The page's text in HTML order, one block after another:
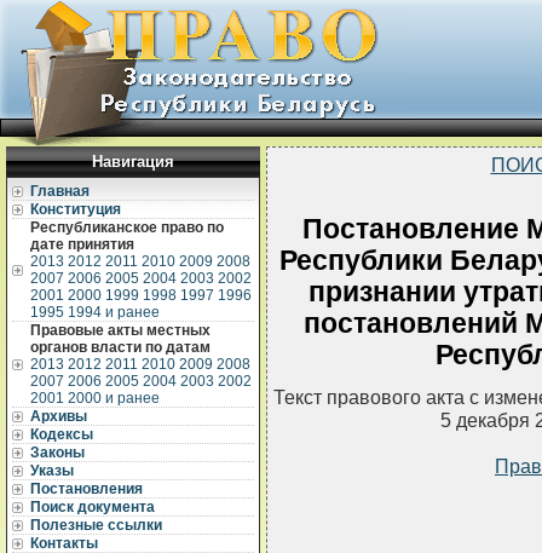
Навигация
Главная
Конституция
Республиканское право по
дате принятия
2013 2012 2011 2010 2009 2008
2007 2006 2005 2004 2003 2002
2001 2000 1999 1998 1997 1996
1995 1994 и ранее
Правовые акты местных
органов власти по датам
2013 2012 2011 2010 2009 2008
2007 2006 2005 2004 2003 2002
2001 2000 и ранее
Архивы
Кодексы
Законы
Указы
Постановления
Поиск документа
Полезные ссылки
Контакты
Постановление
Республики
признании
постановлений
Текст правового акта с
5 декабря